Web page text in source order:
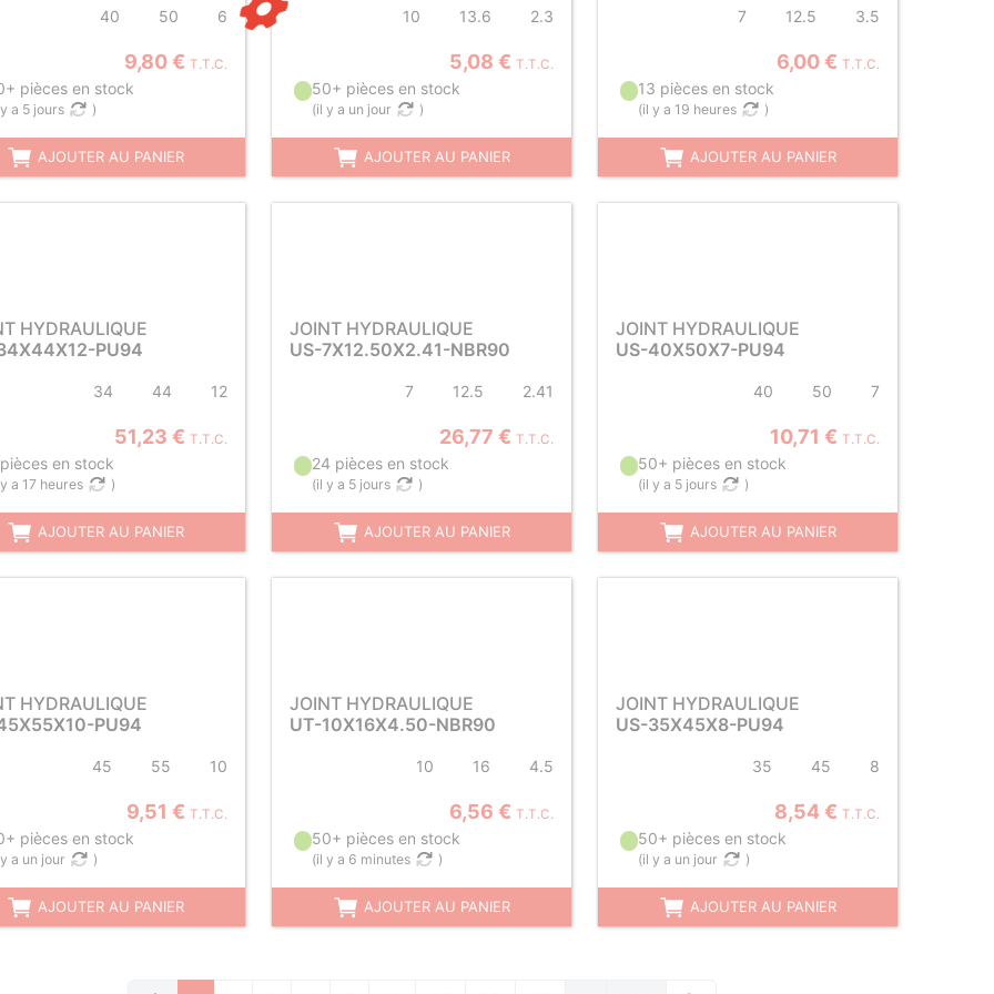
40 50 6
9,80 € T.T.C.
pièces en stock
a 5 jours )
AJOUTER AU PANIER
10 13.6 2.3
5,08 € T.T.C.
50+ pièces en stock
(il y a un jour )
AJOUTER AU PANIER
7 12.5 3.5
6,00 € T.T.C.
13 pièces en stock
(il y a 19 heures )
AJOUTER AU PANIER
HYDRAULIQUE
PU94
34 44 12
51,23 € T.T.C.
en stock
a 17 heures )
AJOUTER AU PANIER
JOINT HYDRAULIQUE
US-7X12.50X2.41-NBR90
7 12.5 2.41
26,77 € T.T.C.
24 pièces en stock
(il y a 5 jours )
AJOUTER AU PANIER
JOINT HYDRAULIQUE
US-40X50X7-PU94
40 50 7
10,71 € T.T.C.
50+ pièces en stock
(il y a 5 jours )
AJOUTER AU PANIER
HYDRAULIQUE
PU94
45 55 10
9,51 € T.T.C.
pièces en stock
a un jour )
AJOUTER AU PANIER
JOINT HYDRAULIQUE
UT-10X16X4.50-NBR90
10 16 4.5
6,56 € T.T.C.
50+ pièces en stock
(il y a 6 minutes )
AJOUTER AU PANIER
JOINT HYDRAULIQUE
US-35X45X8-PU94
35 45 8
8,54 € T.T.C.
50+ pièces en stock
(il y a un jour )
AJOUTER AU PANIER